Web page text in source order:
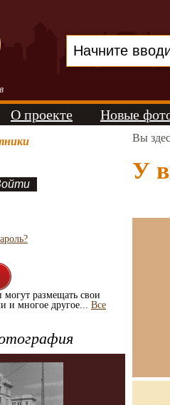
О проекте Новые
могут размещать свои
и многое другое... Все
Вы
У